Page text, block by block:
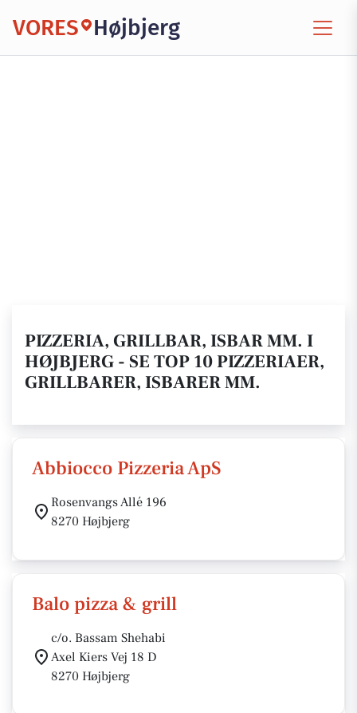
VORES Højbjerg
PIZZERIA, GRILLBAR, ISBAR MM. I
HØJBJERG - SE TOP 10 PIZZERIAER,
GRILLBARER, ISBARER MM.
Abbiocco Pizzeria ApS
Rosenvangs Allé 196
8270 Højbjerg
Balo pizza & grill
c/o. Bassam Shehabi
Axel Kiers Vej 18 D
8270 Højbjerg